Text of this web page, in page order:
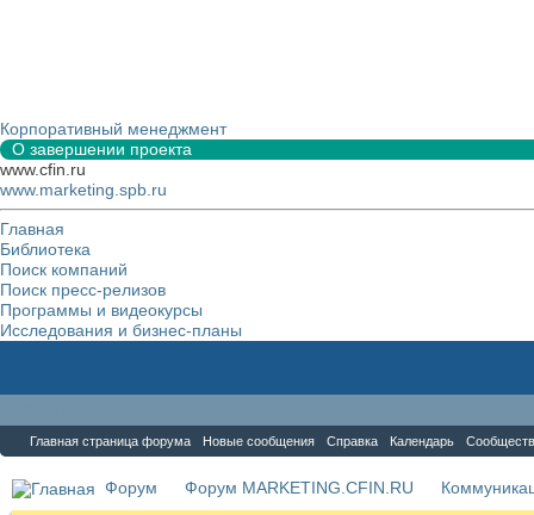
Корпоративный менеджмент
О завершении проекта
www.cfin.ru
www.marketing.spb.ru
Главная
Библиотека
Поиск компаний
Поиск пресс-релизов
Программы и видеокурсы
Исследования и бизнес-планы
Главная страница форума Новые сообщения Справка Календарь
Форум Форум MARKETING.CFIN.RU